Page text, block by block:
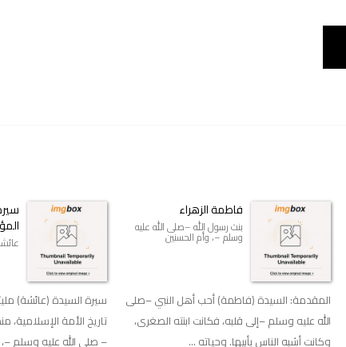
فاطمة الزهراء
بنت رسول الله –صلى الله عليه
وسلم –، وأم الحسنين
المقدمة: السيدة (فاطمة) أحب أهل النبي –صلى
الله عليه وسلم –إلى قلبه، فكانت ابنته الصغرى،
وكانت أشبه الناس بأبيها. وحياته ...
سيرة السيدة (عائشة)
تاريخ الأمة الإسلامية،
– صلى الله عليه وسلم